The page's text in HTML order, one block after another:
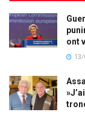
ont
13/